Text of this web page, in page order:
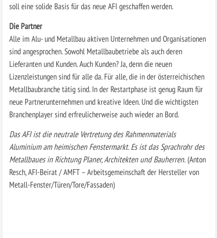
soll eine solide Basis für das neue AFI geschaffen werden.
Die Partner
Alle im Alu- und Metallbau aktiven Unternehmen und Organisationen
sind angesprochen. Sowohl Metallbaubetriebe als auch deren
Lieferanten und Kunden. Auch Kunden? Ja, denn die neuen
Lizenzleistungen sind für alle da. Für alle, die in der österreichischen
Metallbaubranche tätig sind. In der Restartphase ist genug Raum für
neue Partnerunternehmen und kreative Ideen. Und die wichtigsten
Branchenplayer sind erfreulicherweise auch wieder an Bord.
Das AFI ist die neutrale Vertretung des Rahmenmaterials
Aluminium am heimischen Fenstermarkt. Es ist das Sprachrohr des
Metallbaues in Richtung Planer, Architekten und Bauherren.(Anton
Resch, AFI-Beirat / AMFT – Arbeitsgemeinschaft der Hersteller von
Metall-Fenster/Türen/Tore/Fassaden)